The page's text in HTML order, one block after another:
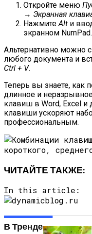
Откройте меню
→ Экранная
НажмитеAlt и
экранном NumPad.
Альтернативно можно
любого документа и
Ctrl + V.
Теперь вы знаете, как
длинное и
клавиш в Word, Excel и
клавиши ускоряют
профессиональным.
ЧИТАЙТЕ ТАКЖЕ:
In this article:
В Тренде